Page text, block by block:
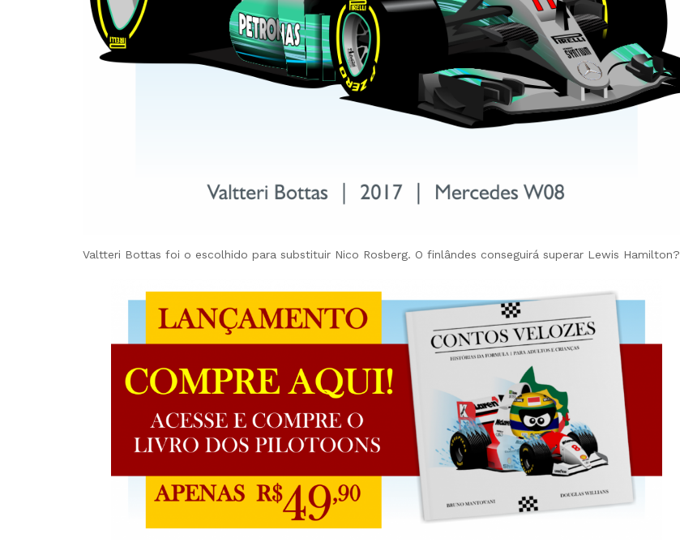
Valtteri Bottas foi o escolhido para substituir Nico Rosberg. O finlândes conseguirá superar Lewis Hamilton?